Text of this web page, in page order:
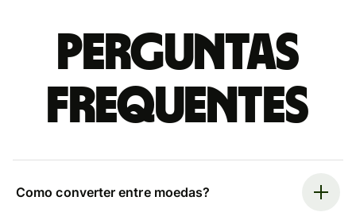
Perguntas
frequentes
Como converter entre moedas?